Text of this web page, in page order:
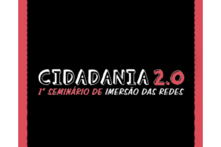
CIDADANIA 2.0 DE 2014